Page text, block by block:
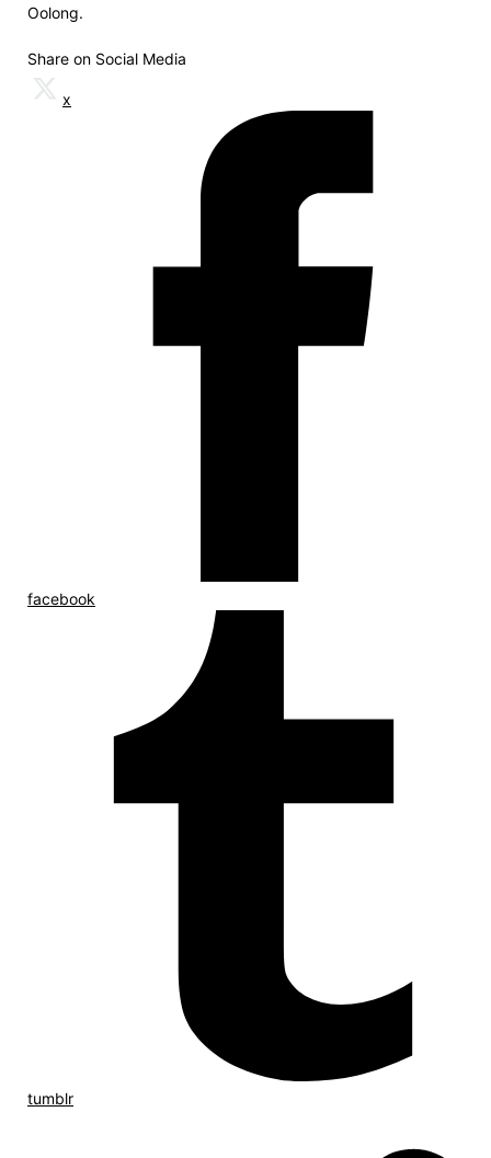
Oolong.
Share on Social Media
x
facebook
tumblr